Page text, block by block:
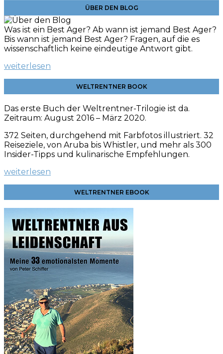
ÜBER DEN BLOG
Was ist ein Best Ager? Ab wann ist jemand Best Ager?
Bis wann ist jemand Best Ager? Fragen, auf die es
wissenschaftlich keine eindeutige Antwort gibt.
weiterlesen
WELTRENTNER BOOK
Das erste Buch der Weltrentner-Trilogie ist da.
Zeitraum: August 2016 – März 2020.
372 Seiten, durchgehend mit Farbfotos illustriert. 32
Reiseziele, von Aruba bis Whistler, und mehr als 300
Insider-Tipps und kulinarische Empfehlungen.
weiterlesen
WELTRENTNER EBOOK